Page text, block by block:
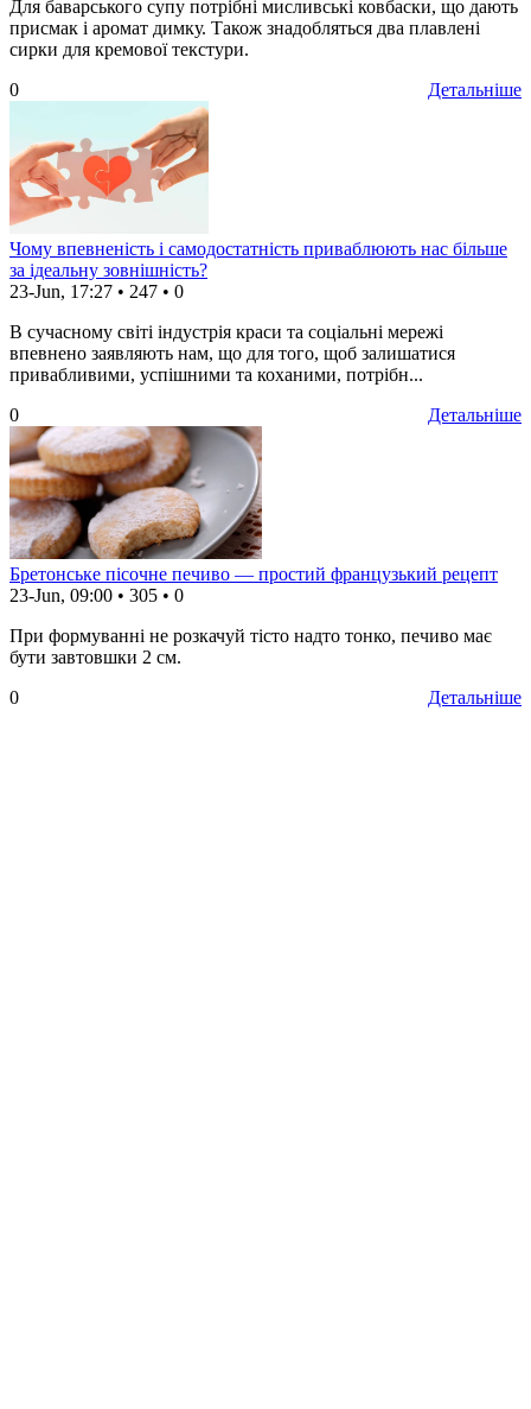
Для баварського супу потрібні мисливські ковбаски, що дають
присмак і аромат димку. Також знадобляться два плавлені
сирки для кремової текстури.
Детальніше
0
Чому впевненість і самодостатність приваблюють нас більше
за ідеальну зовнішність?
23-Jun, 17:27 • 247 • 0
В сучасному світі індустрія краси та соціальні мережі
впевнено заявляють нам, що для того, щоб залишатися
привабливими, успішними та коханими, потрібн...
Детальніше
0
Бретонське пісочне печиво — простий французький рецепт
23-Jun, 09:00 • 305 • 0
При формуванні не розкачуй тісто надто тонко, печиво має
бути завтовшки 2 см.
Детальніше
0